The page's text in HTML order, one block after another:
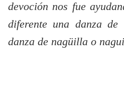
devoción nos fue
diferente una danza
danza de nagüilla o